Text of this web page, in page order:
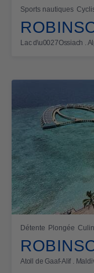
Sports nautiques
Lac d\u0027Ossiach .
Détente Plongée
Atoll de Gaaf-Alif .